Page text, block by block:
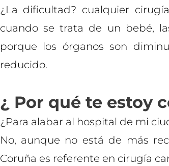
¿La dificultad? cualquier
cuando se trata de un bebé,
porque los órganos son
reducido.
¿ Por qué te estoy
¿Para alabar al hospital de mi
No, aunque no está de más
Coruña es referente en cirugía